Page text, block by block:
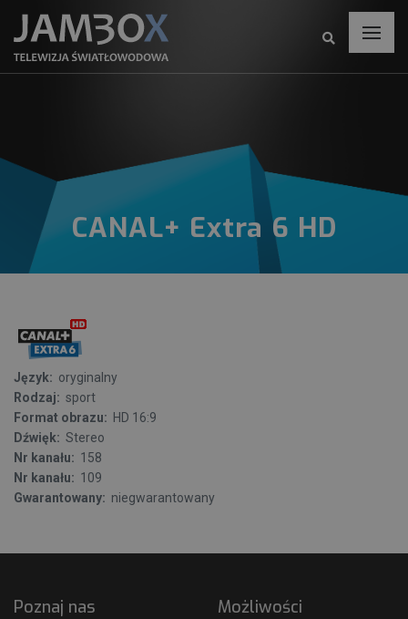
CANAL+ Extra 6 HD
Język: oryginalny
Rodzaj: sport
Format obrazu: HD 16:9
Dźwięk: Stereo
Nr kanału: 158
Nr kanału: 109
Gwarantowany: niegwarantowany
Poznaj nas Możliwości